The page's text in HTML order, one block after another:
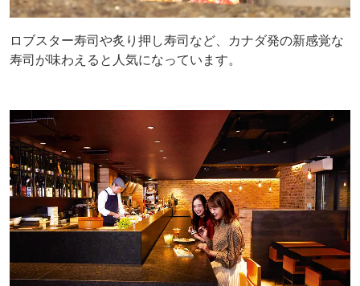
ロブスター寿司や炙り押し寿司など、カナダ発の新感覚な
寿司が味わえると人気になっています。